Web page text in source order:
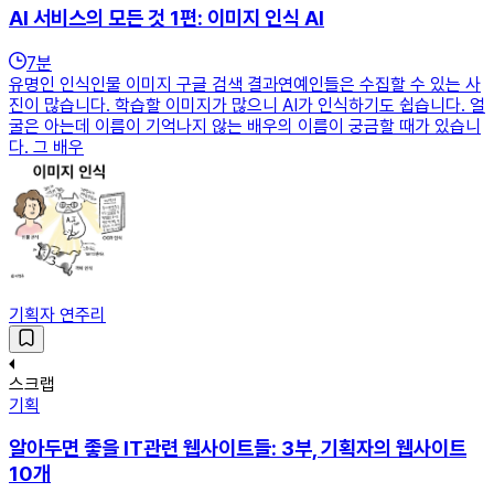
AI 서비스의 모든 것 1편: 이미지 인식 AI
7분
유명인 인식인물 이미지 구글 검색 결과연예인들은 수집할 수 있는 사
진이 많습니다. 학습할 이미지가 많으니 AI가 인식하기도 쉽습니다. 얼
굴은 아는데 이름이 기억나지 않는 배우의 이름이 궁금할 때가 있습니
다. 그 배우
기획자 연주리
스크랩
기획
알아두면 좋을 IT관련 웹사이트들: 3부, 기획자의 웹사이트
10개